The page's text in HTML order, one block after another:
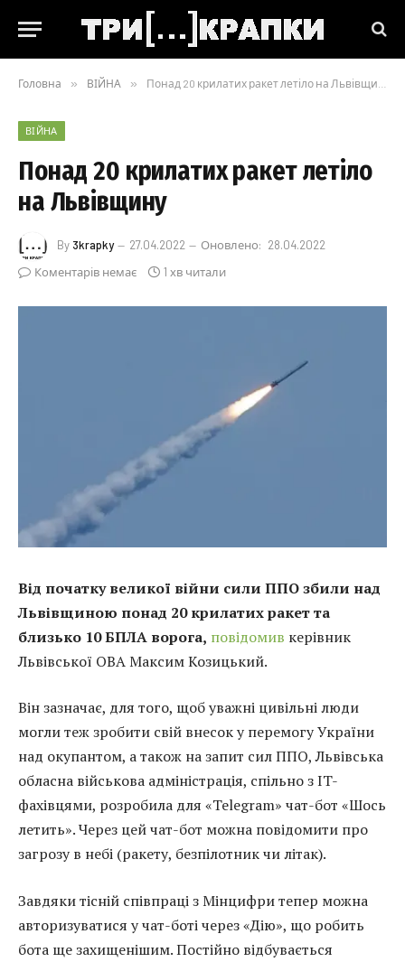
Головна » ВІЙНА » Понад 20 крилатих ракет летіло на Львівщину
ВІЙНА
Понад 20 крилатих ракет летіло
на Львівщину
By 3krapky 27.04.2022 Оновлено: 28.04.2022
Коментарів немає
1 хв читали
Від початку великої війни сили ППО збили над
Львівщиною понад 20 крилатих ракет та
близько 10 БПЛА ворога, повідомив керівник
Львівської ОВА Максим Козицький.
Він зазначає, для того, щоб уважні цивільні люди
могли теж зробити свій внесок у перемогу України
над окупантом, а також на запит сил ППО, Львівська
обласна військова адміністрація, спільно з IT-
фахівцями, розробила для «Telegram» чат-бот «Шось
летить». Через цей чат-бот можна повідомити про
загрозу в небі (ракету, безпілотник чи літак).
Завдяки тісній співпраці з Мінцифри тепер можна
авторизуватися у чат-боті через «Дію», що робить
бота ще захищенішим. Постійно відбувається